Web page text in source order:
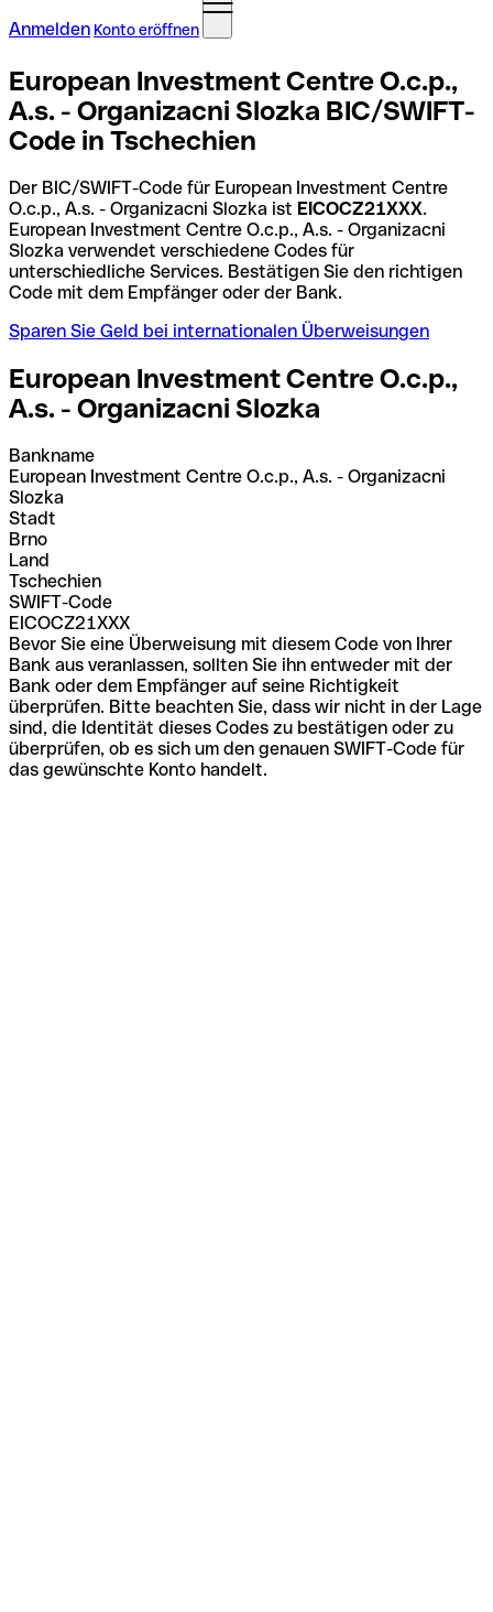
Anmelden Konto eröffnen
European Investment Centre O.c.p.,
A.s. - Organizacni Slozka BIC/SWIFT-
Code in Tschechien
Der BIC/SWIFT-Code für European Investment Centre
O.c.p., A.s. - Organizacni Slozka ist EICOCZ21XXX.
European Investment Centre O.c.p., A.s. - Organizacni
Slozka verwendet verschiedene Codes für
unterschiedliche Services. Bestätigen Sie den richtigen
Code mit dem Empfänger oder der Bank.
Sparen Sie Geld bei internationalen Überweisungen
European Investment Centre O.c.p.,
A.s. - Organizacni Slozka
Bankname
European Investment Centre O.c.p., A.s. - Organizacni
Slozka
Stadt
Brno
Land
Tschechien
SWIFT-Code
EICOCZ21XXX
Bevor Sie eine Überweisung mit diesem Code von Ihrer
Bank aus veranlassen, sollten Sie ihn entweder mit der
Bank oder dem Empfänger auf seine Richtigkeit
überprüfen. Bitte beachten Sie, dass wir nicht in der Lage
sind, die Identität dieses Codes zu bestätigen oder zu
überprüfen, ob es sich um den genauen SWIFT-Code für
das gewünschte Konto handelt.